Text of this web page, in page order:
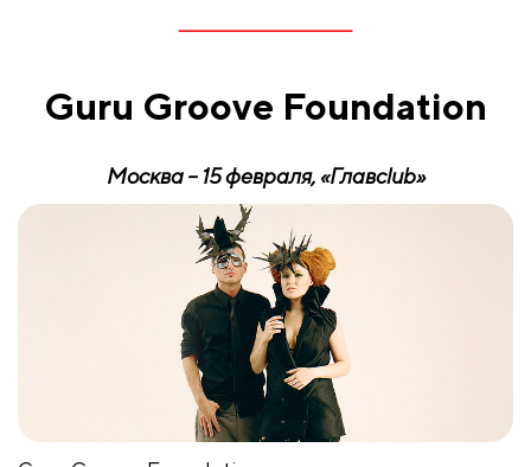
Guru Groove Foundation
Москва – 15февраля, «Главclub»